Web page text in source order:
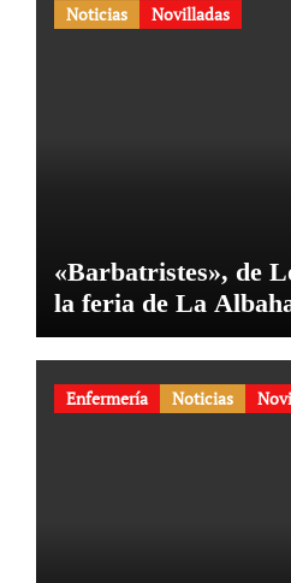
Noticias Novilladas
«Barbatristes», de
la feria de La
Enfermería Noticias